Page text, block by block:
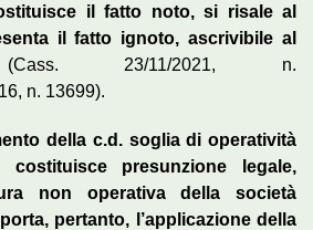
il fatto noto, si risale al
il fatto ignoto, ascrivibile al
23/11/2021, n.
n. 13699).
della c.d. soglia di operatività
costituisce presunzione legale,
non operativa della società
pertanto, l’applicazione della